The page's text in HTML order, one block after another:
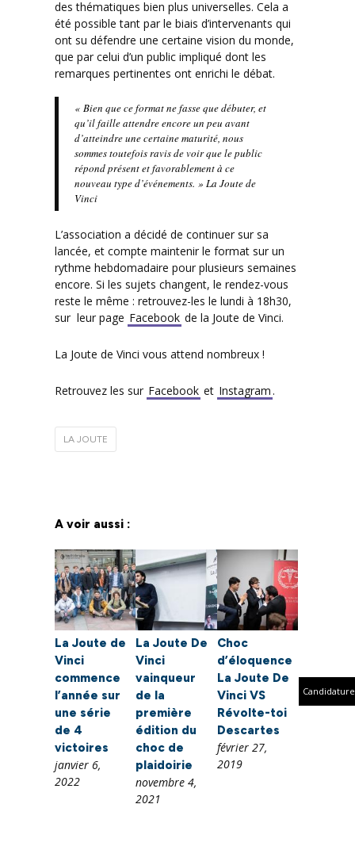
des thématiques bien plus universelles. Cela a
été possible tant par le biais d’intervenants qui
ont su défendre une certaine vision du monde,
que par celui d’un public impliqué dont les
remarques pertinentes ont enrichi le débat.
« Bien que ce format ne fasse que débuter, et
qu’il faille attendre encore un peu avant
d’atteindre une certaine maturité, nous
sommes toutefois ravis de voir que le public
répond présent et favorablement à ce
nouveau type d’événements. » La Joute de
Vinci
L’association a décidé de continuer sur sa
lancée, et compte maintenir le format sur un
rythme hebdomadaire pour plusieurs semaines
encore. Si les sujets changent, le rendez-vous
reste le même : retrouvez-les le lundi à 18h30,
sur leur page Facebook de la Joute de Vinci.
La Joute de Vinci vous attend nombreux !
Retrouvez les sur Facebook et Instagram .
LA JOUTE
A voir aussi :
La Joute de
Vinci
commence
l’année sur
une série
de 4
victoires
janvier 6,
2022
La Joute De
Vinci
vainqueur
de la
première
édition du
choc de
plaidoirie
novembre 4,
2021
Choc
d’éloquence
La Joute De
Vinci VS
Révolte-toi
Descartes
février 27,
2019
Candidature